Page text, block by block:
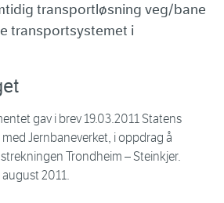
transportløsning veg/bane
transportsystemet i
gav i brev 19.03.2011 Statens
Jernbaneverket, i oppdrag å
Trondheim – Steinkjer.
2011.